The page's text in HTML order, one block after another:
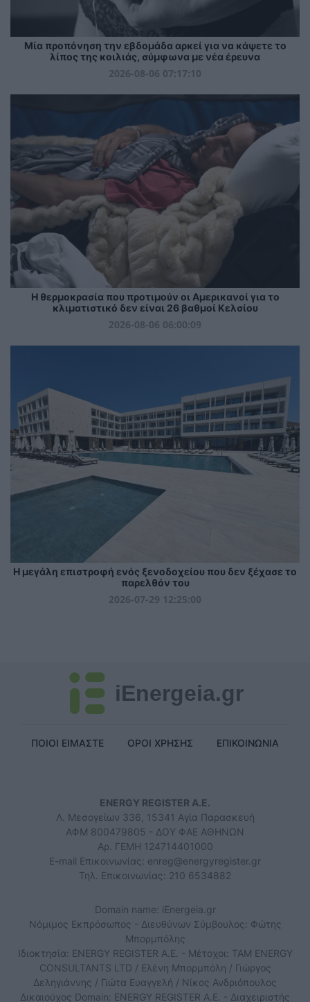
Μία προπόνηση την εβδομάδα αρκεί για να κάψετε το
λίπος της κοιλιάς, σύμφωνα με νέα έρευνα
2026-08-06 07:17:10
Η θερμοκρασία που προτιμούν οι Αμερικανοί για το
κλιματιστικό δεν είναι 26 βαθμοί Κελσίου
2026-08-06 06:00:09
Η μεγάλη επιστροφή ενός ξενοδοχείου που δεν ξέχασε το
παρελθόν του
2026-07-29 12:25:00
iEnergeia.gr
ΠΟΙΟΙ ΕΙΜΑΣΤΕ ΟΡΟΙ ΧΡΗΣΗΣ ΕΠΙΚΟΙΝΩΝΙΑ
ENERGY REGISTER Α.Ε.
Λ. Μεσογείων 336, 15341 Αγία Παρασκευή
ΑΦΜ 800479805 - ΔΟΥ ΦΑΕ ΑΘΗΝΩΝ
Αρ. ΓΕΜΗ 124714401000
E-mail Επικοινωνίας: enreg@energyregister.gr
Τηλ. Επικοινωνίας: 210 6534882
Domain name: iEnergeia.gr
Νόμιμος Εκπρόσωπος - Διευθύνων Σύμβουλος: Φώτης
Μπορμπόλης
Ιδιοκτησία: ENERGY REGISTER Α.Ε. - Μέτοχοι: TAM ENERGY
CONSULTANTS LTD / Ελένη Μπορμπόλη / Γιώργος
Δεληγιάννης / Γιώτα Ευαγγελή / Νίκος Ανδριόπουλος
Δικαιούχος Domain: ENERGY REGISTER Α.Ε. - Διαχειριστής